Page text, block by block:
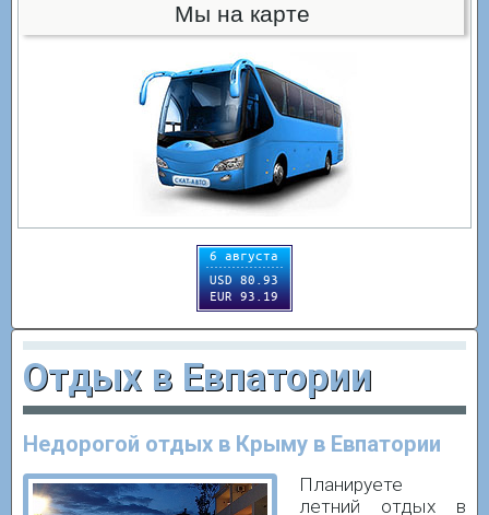
Мы на карте
Отдых в Евпатории
Недорогой отдых в Крыму в Евпатории
Планируете
летний отдых в